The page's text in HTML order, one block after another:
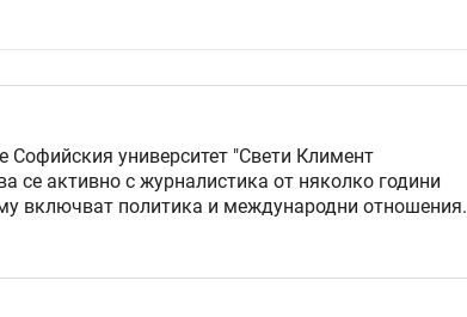
Софийския университет "Свети Климент
се активно с журналистика от няколко години
включват политика и международни отношения.